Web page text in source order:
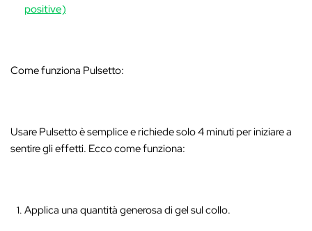
positive)
Come funziona Pulsetto:
Usare Pulsetto è semplice e richiede solo 4 minuti per iniziare a
sentire gli effetti. Ecco come funziona:
Applica una quantità generosa di gel sul collo.